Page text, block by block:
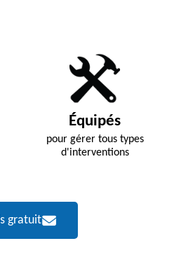
Équipés
pour gérer tous types
d'interventions
gratuit